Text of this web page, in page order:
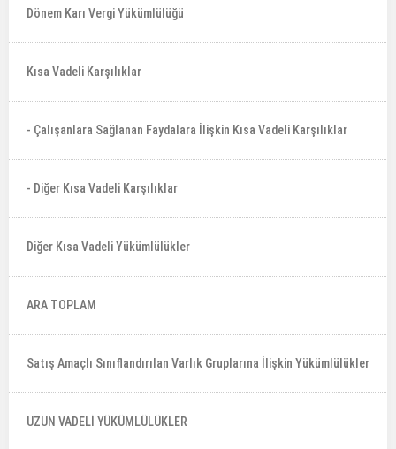
Dönem Karı Vergi Yükümlülüğü
Kısa Vadeli Karşılıklar
- Çalışanlara Sağlanan Faydalara İlişkin Kısa Vadeli Karşılıklar
- Diğer Kısa Vadeli Karşılıklar
Diğer Kısa Vadeli Yükümlülükler
ARA TOPLAM
Satış Amaçlı Sınıflandırılan Varlık Gruplarına İlişkin Yükümlülükler
UZUN VADELİ YÜKÜMLÜLÜKLER